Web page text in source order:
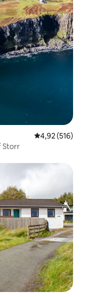
4,92 ud af 5 i
4,92 (516)
Storr